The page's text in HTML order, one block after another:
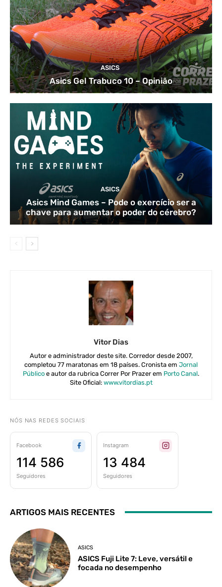
ASICS
Asics Gel Trabuco 10 – Opinião
ASICS
Asics Mind Games – Pode o exercício ser a
chave para aumentar o poder do cérebro?
Vitor Dias
Autor e administrador deste site. Corredor desde 2007,
completou 77 maratonas em 18 países. Cronista em Jornal
Público e autor da rubrica Correr Por Prazer em Porto Canal.
Site Oficial: www.vitordias.pt
NÓS NAS REDES SOCIAIS
Facebook
114 586
Seguidores
Instagram
13 484
Seguidores
ARTIGOS MAIS RECENTES
ASICS
ASICS Fuji Lite 7: Leve, versátil e
focada no desempenho